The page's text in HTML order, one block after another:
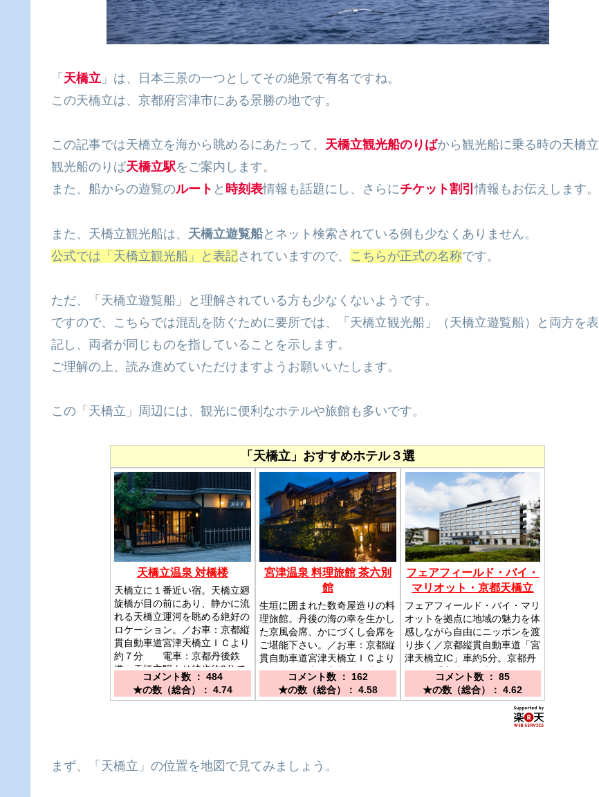
「 天橋立 」は、日本三景の一つとしてその絶景で有名ですね。
この天橋立は、京都府宮津市にある景勝の地です。
この記事では天橋立を海から眺めるにあたって、 天橋立観光船のりばから観光船に乗る時の天橋立
観光船のりば天橋立駅をご案内します。
また、船からの遊覧のルート と 時刻表情報も話題にし、さらにチケット割引情報もお伝えします。
また、天橋立観光船は、 天橋立遊覧船とネット検索されている例も少なくありません。
公式では「天橋立観光船」と表記されていますので、 こちらが正式の名称です。
ただ、「天橋立遊覧船」と理解されている方も少なくないようです。
ですので、こちらでは混乱を防ぐために要所では、「天橋立観光船」（天橋立遊覧船）と両方を表
記し、両者が同じものを指していることを示します。
ご理解の上、読み進めていただけますようお願いいたします。
この「天橋立」周辺には、観光に便利なホテルや旅館も多いです。
「天橋立」おすすめホテル３選
天橋立温泉 対橋楼
天橋立に１番近い宿。天橋立廻
旋橋が目の前にあり、静かに流
れる天橋立運河を眺める絶好の
ロケーション。／お車：京都縦
貫自動車道宮津天橋立ＩＣより
約７分 電車：京都丹後鉄
道 天橋立駅より徒歩約3分で
す。天橋立の入り口。
コメント数 ： 484
★の数（総合）： 4.74
宮津温泉 料理旅館 茶六別
館
生垣に囲まれた数奇屋造りの料
理旅館。丹後の海の幸を生かし
た京風会席、かにづくし会席を
ご堪能下さい。／お車：京都縦
貫自動車道宮津天橋立ＩＣより
約５分 電車：京都丹後鉄道
宮津駅より徒歩約１０分
コメント数 ： 162
★の数（総合）： 4.58
フェアフィールド・バイ・
マリオット・京都天橋立
フェアフィールド・バイ・マリ
オットを拠点に地域の魅力を体
感しながら自由にニッポンを渡
り歩く／京都縦貫自動車道「宮
津天橋立IC」車約5分。京都丹
後鉄道「宮津駅」車約3分。
コメント数 ： 85
★の数（総合）： 4.62
まず、「天橋立」の位置を地図で見てみましょう。